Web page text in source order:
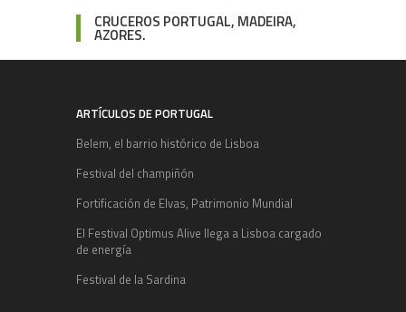
CRUCEROS PORTUGAL, MADEIRA,
AZORES.
ARTÍCULOS DE PORTUGAL
Belem, el barrio histórico de Lisboa
Festival del champiñón
Fortificación de Elvas, Patrimonio Mundial
El Festival Optimus Alive llega a Lisboa cargado
de energía
Festival de la Sardina